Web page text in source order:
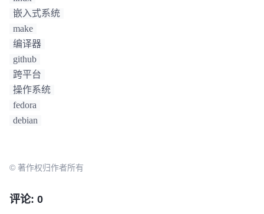
嵌入式系统
make
编译器
github
跨平台
操作系统
fedora
debian
© 著作权归作者所有
评论: 0